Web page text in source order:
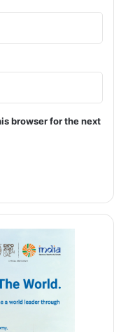
browser for the next